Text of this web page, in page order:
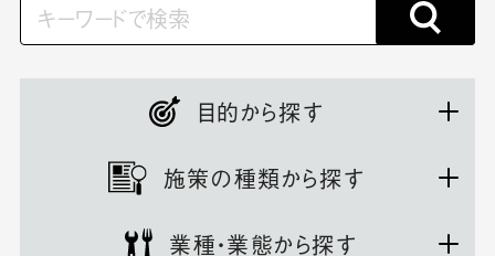
目的から探す
施策の種類から探す
業種・業態から探す